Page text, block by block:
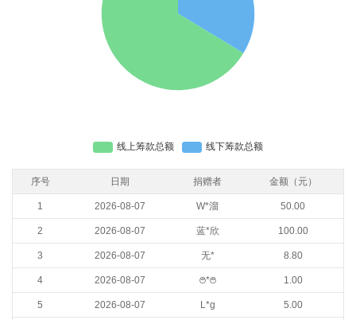
序号 日期 捐赠者 金额（元）
1 2026-08-07 W*溜 50.00
2 2026-08-07 蓝*欣 100.00
3 2026-08-07 无* 8.80
4 2026-08-07 ࿉*࿉ 1.00
5 2026-08-07 L*g 5.00